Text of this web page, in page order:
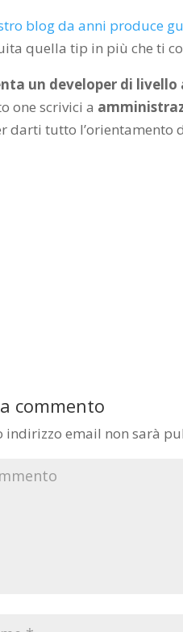
blog da anni produce
quella tip in più che ti
un developer di
one scrivici a
darti tutto l’orientamento
commento
indirizzo email non sarà